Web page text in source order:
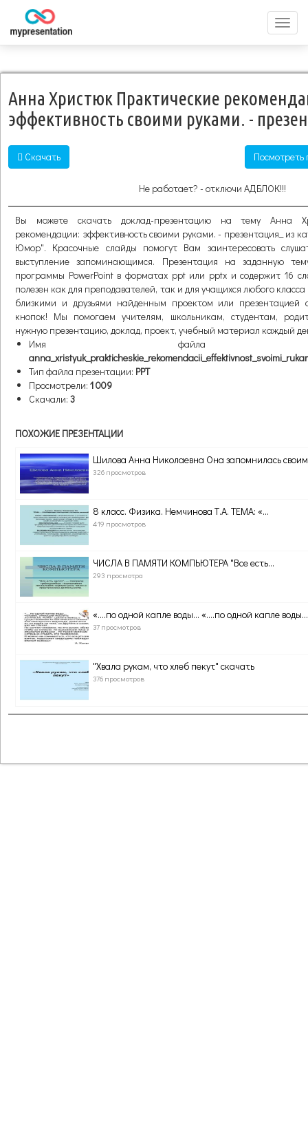
меню
Анна Христюк Практические
эффективность своими руками. -
Скачать Посмотреть
Не работает? - отключи АДБЛОК!!!
Вы можете скачать доклад-презентацию на тему Анна
рекомендации: эффективность своими руками. - презентация_ из
Юмор". Красочные слайды помогут Вам заинтересовать
выступление запоминающимся. Презентация на заданную
программы PowerPoint в форматах ppt или pptx и содержит 16
полезен как для преподавателей, так и для учащихся любого
близкими и друзьями найденным проектом или презентацией
кнопок! Мы помогаем учителям, школьникам, студентам,
нужную презентацию, доклад, проект, учебный материал каждый
Имя файла
Тип файла презентации: PPT
Просмотрели: 1 009
Скачали: 3
ПОХОЖИЕ ПРЕЗЕНТАЦИИ
Шилова Анна Николаевна Она запомнилась
326 просмотров
8 класс. Физика. Немчинова Т.А. ТЕМА: «...
419 просмотров
ЧИСЛА В ПАМЯТИ КОМПЬЮТЕРА "Все есть...
293 просмотра
«….по одной капле воды… «….по одной капле
37 просмотров
"Хвала рукам, что хлеб пекут" скачать
376 просмотров